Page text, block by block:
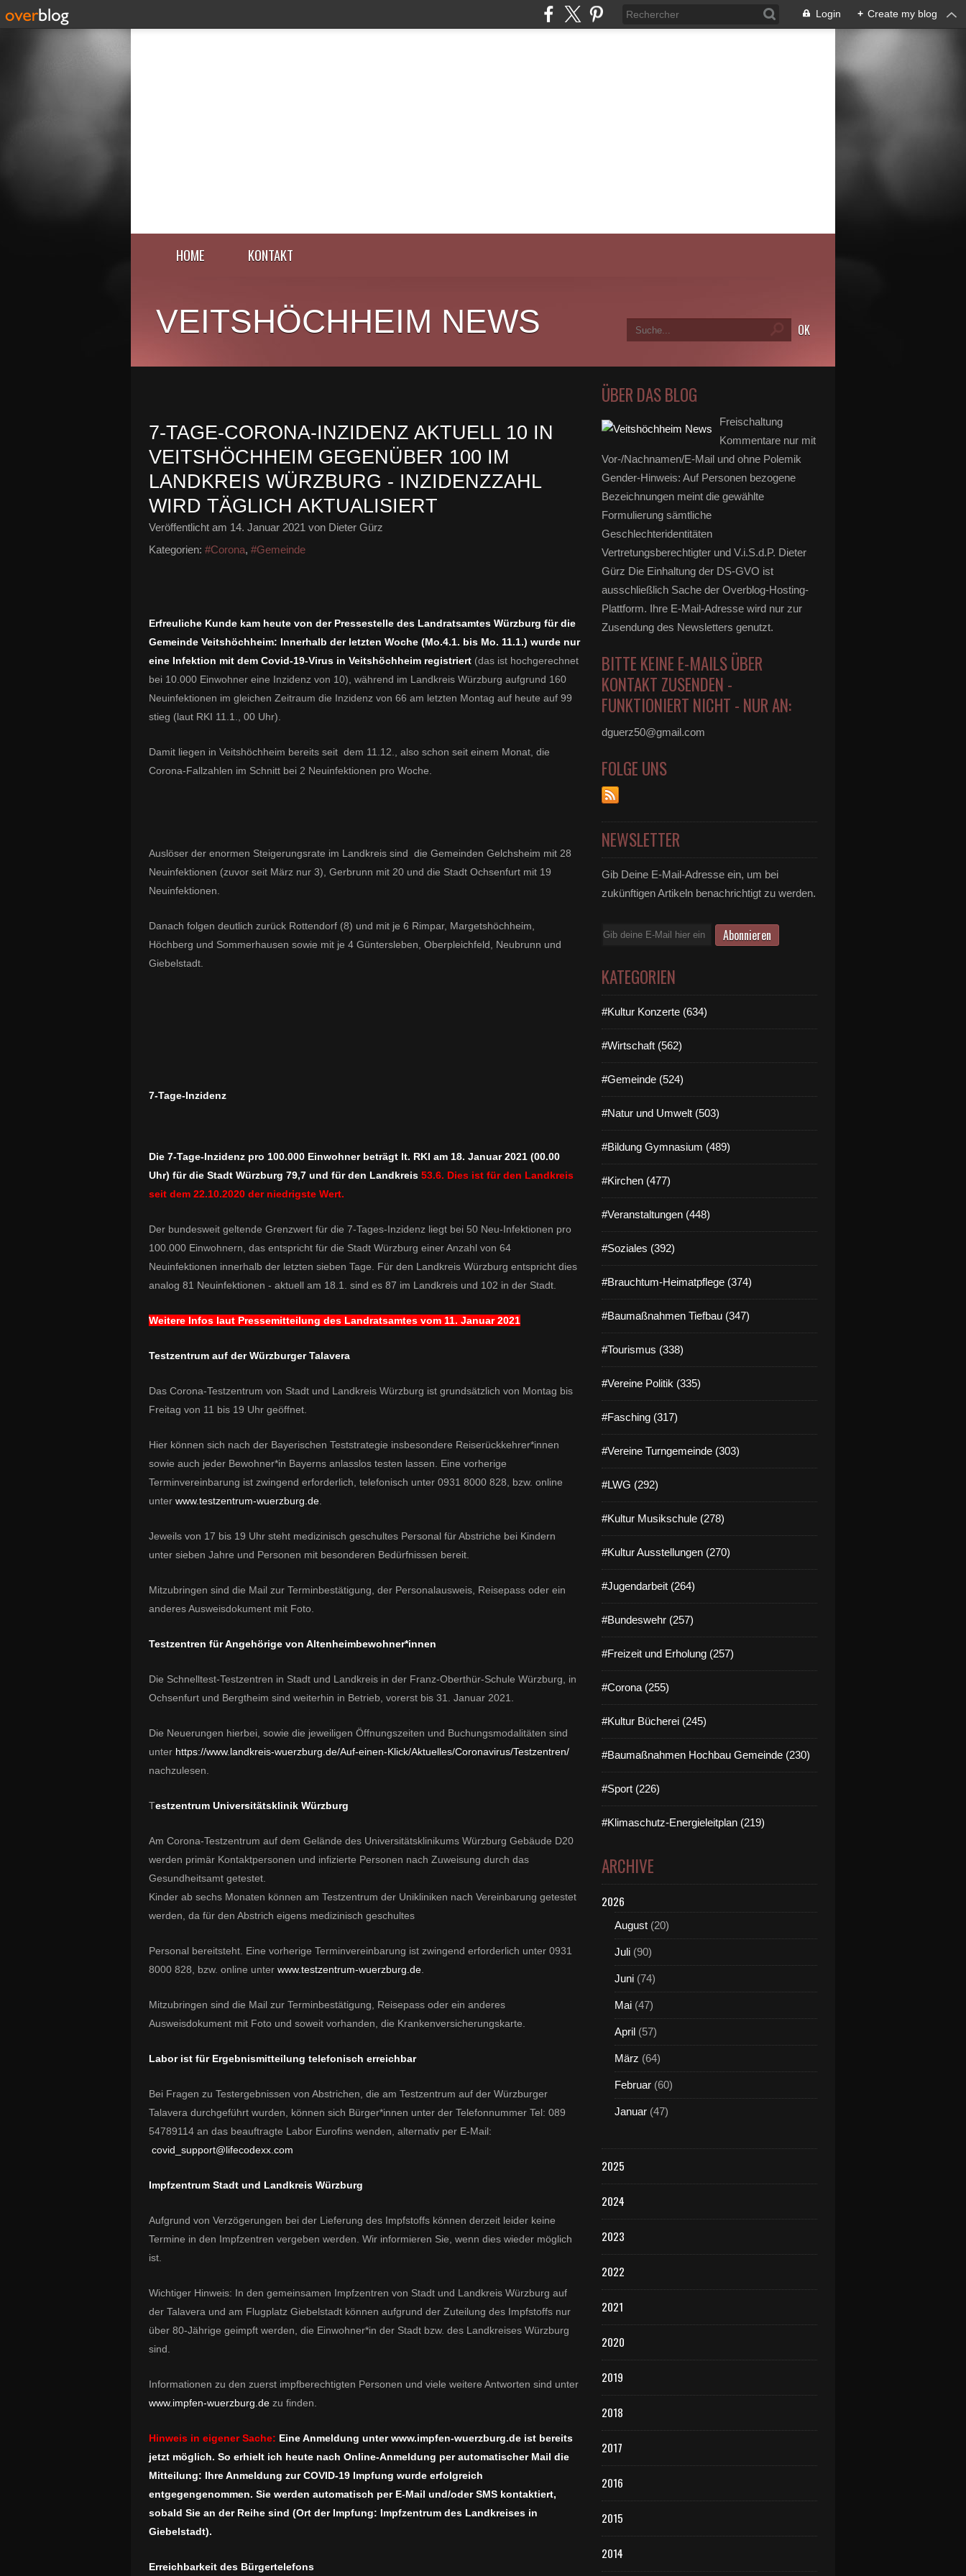
Login + Create my blog
HOME KONTAKT
VEITSHÖCHHEIM NEWS
7-TAGE-CORONA-INZIDENZ AKTUELL 10 IN
VEITSHÖCHHEIM GEGENÜBER 100 IM
LANDKREIS WÜRZBURG - INZIDENZZAHL
WIRD TÄGLICH AKTUALISIERT
Veröffentlicht am 14. Januar 2021 von Dieter Gürz
Kategorien: #Corona, #Gemeinde
Erfreuliche Kunde kam heute von der Pressestelle des Landratsamtes Würzburg für die
Gemeinde Veitshöchheim: Innerhalb der letzten Woche (Mo.4.1. bis Mo. 11.1.) wurde nur
eine Infektion mit dem Covid-19-Virus in Veitshöchheim registriert (das ist hochgerechnet
bei 10.000 Einwohner eine Inzidenz von 10), während im Landkreis Würzburg aufgrund 160
Neuinfektionen im gleichen Zeitraum die Inzidenz von 66 am letzten Montag auf heute auf 99
stieg (laut RKI 11.1., 00 Uhr).
Damit liegen in Veitshöchheim bereits seit dem 11.12., also schon seit einem Monat, die
Corona-Fallzahlen im Schnitt bei 2 Neuinfektionen pro Woche.
Auslöser der enormen Steigerungsrate im Landkreis sind die Gemeinden Gelchsheim mit 28
Neuinfektionen (zuvor seit März nur 3), Gerbrunn mit 20 und die Stadt Ochsenfurt mit 19
Neuinfektionen.
Danach folgen deutlich zurück Rottendorf (8) und mit je 6 Rimpar, Margetshöchheim,
Höchberg und Sommerhausen sowie mit je 4 Güntersleben, Oberpleichfeld, Neubrunn und
Giebelstadt.
7-Tage-Inzidenz
Die 7-Tage-Inzidenz pro 100.000 Einwohner beträgt lt. RKI am 18. Januar 2021 (00.00
Uhr) für die Stadt Würzburg 79,7 und für den Landkreis 53.6. Dies ist für den Landkreis
seit dem 22.10.2020 der niedrigste Wert.
Der bundesweit geltende Grenzwert für die 7-Tages-Inzidenz liegt bei 50 Neu-Infektionen pro
100.000 Einwohnern, das entspricht für die Stadt Würzburg einer Anzahl von 64
Neuinfektionen innerhalb der letzten sieben Tage. Für den Landkreis Würzburg entspricht dies
analog 81 Neuinfektionen - aktuell am 18.1. sind es 87 im Landkreis und 102 in der Stadt.
Weitere Infos laut Pressemitteilung des Landratsamtes vom 11. Januar 2021
Testzentrum auf der Würzburger Talavera
Das Corona-Testzentrum von Stadt und Landkreis Würzburg ist grundsätzlich von Montag bis
Freitag von 11 bis 19 Uhr geöffnet.
Hier können sich nach der Bayerischen Teststrategie insbesondere Reiserückkehrer*innen
sowie auch jeder Bewohner*in Bayerns anlasslos testen lassen. Eine vorherige
Terminvereinbarung ist zwingend erforderlich, telefonisch unter 0931 8000 828, bzw. online
unter www.testzentrum-wuerzburg.de
Jeweils von 17 bis 19 Uhr steht medizinisch geschultes Personal für Abstriche bei Kindern
unter sieben Jahre und Personen mit besonderen Bedürfnissen bereit.
Mitzubringen sind die Mail zur Terminbestätigung, der Personalausweis, Reisepass oder ein
anderes Ausweisdokument mit Foto.
Testzentren für Angehörige von Altenheimbewohner*innen
Die Schnelltest-Testzentren in Stadt und Landkreis in der Franz-Oberthür-Schule Würzburg, in
Ochsenfurt und Bergtheim sind weiterhin in Betrieb, vorerst bis 31. Januar 2021.
Die Neuerungen hierbei, sowie die jeweiligen Öffnungszeiten und Buchungsmodalitäten sind
unter https://www.landkreis-wuerzburg.de/Auf-einen-Klick/Aktuelles/Coronavirus/Testzentren/
nachzulesen.
Testzentrum Universitätsklinik Würzburg
Am Corona-Testzentrum auf dem Gelände des Universitätsklinikums Würzburg Gebäude D20
werden primär Kontaktpersonen und infizierte Personen nach Zuweisung durch das
Gesundheitsamt getestet.
Kinder ab sechs Monaten können am Testzentrum der Unikliniken nach Vereinbarung getestet
werden, da für den Abstrich eigens medizinisch geschultes
Personal bereitsteht. Eine vorherige Terminvereinbarung ist zwingend erforderlich unter 0931
8000 828, bzw. online unter www.testzentrum-wuerzburg.de
Mitzubringen sind die Mail zur Terminbestätigung, Reisepass oder ein anderes
Ausweisdokument mit Foto und soweit vorhanden, die Krankenversicherungskarte.
Labor ist für Ergebnismitteilung telefonisch erreichbar
Bei Fragen zu Testergebnissen von Abstrichen, die am Testzentrum auf der Würzburger
Talavera durchgeführt wurden, können sich Bürger*innen unter der Telefonnummer Tel: 089
54789114 an das beauftragte Labor Eurofins wenden, alternativ per E-Mail:
covid_support@lifecodexx.com
Impfzentrum Stadt und Landkreis Würzburg
Aufgrund von Verzögerungen bei der Lieferung des Impfstoffs können derzeit leider keine
Termine in den Impfzentren vergeben werden. Wir informieren Sie, wenn dies wieder möglich
ist.
Wichtiger Hinweis: In den gemeinsamen Impfzentren von Stadt und Landkreis Würzburg auf
der Talavera und am Flugplatz Giebelstadt können aufgrund der Zuteilung des Impfstoffs nur
über 80-Jährige geimpft werden, die Einwohner*in der Stadt bzw. des Landkreises Würzburg
sind.
Informationen zu den zuerst impfberechtigten Personen und viele weitere Antworten sind unter
www.impfen-wuerzburg.de zu finden.
Hinweis in eigener Sache: Eine Anmeldung unter www.impfen-wuerzburg.de ist bereits
jetzt möglich. So erhielt ich heute nach Online-Anmeldung per automatischer Mail die
Mitteilung: Ihre Anmeldung zur COVID-19 Impfung wurde erfolgreich
entgegengenommen. Sie werden automatisch per E-Mail und/oder SMS kontaktiert,
sobald Sie an der Reihe sind (Ort der Impfung: Impfzentrum des Landkreises in
Giebelstadt).
Erreichbarkeit des Bürgertelefons
ÜBER DAS BLOG
Freischaltung
Kommentare nur mit
Vor-/Nachnamen/E-Mail und ohne Polemik
Gender-Hinweis: Auf Personen bezogene
Bezeichnungen meint die gewählte
Formulierung sämtliche
Geschlechteridentitäten
Vertretungsberechtigter und V.i.S.d.P. Dieter
Gürz Die Einhaltung der DS-GVO ist
ausschließlich Sache der Overblog-Hosting-
Plattform. Ihre E-Mail-Adresse wird nur zur
Zusendung des Newsletters genutzt.
BITTE KEINE E-MAILS ÜBER
KONTAKT ZUSENDEN -
FUNKTIONIERT NICHT - NUR AN:
dguerz50@gmail.com
FOLGE UNS
NEWSLETTER
Gib Deine E-Mail-Adresse ein, um bei
zukünftigen Artikeln benachrichtigt zu werden.
E-
KATEGORIEN
#Kultur Konzerte (634)
#Wirtschaft (562)
#Gemeinde (524)
#Natur und Umwelt (503)
#Bildung Gymnasium (489)
#Kirchen (477)
#Veranstaltungen (448)
#Soziales (392)
#Brauchtum-Heimatpflege (374)
#Baumaßnahmen Tiefbau (347)
#Tourismus (338)
#Vereine Politik (335)
#Fasching (317)
#Vereine Turngemeinde (303)
#LWG (292)
#Kultur Musikschule (278)
#Kultur Ausstellungen (270)
#Jugendarbeit (264)
#Bundeswehr (257)
#Freizeit und Erholung (257)
#Corona (255)
#Kultur Bücherei (245)
#Baumaßnahmen Hochbau Gemeinde (230)
#Sport (226)
#Klimaschutz-Energieleitplan (219)
ARCHIVE
2026
August (20)
Juli (90)
Juni (74)
Mai (47)
April (57)
März (64)
Februar (60)
Januar (47)
2025
2024
2023
2022
2021
2020
2019
2018
2017
2016
2015
2014